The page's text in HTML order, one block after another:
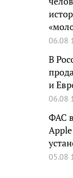
06.08
В
и
06.08
ФАС
05.08